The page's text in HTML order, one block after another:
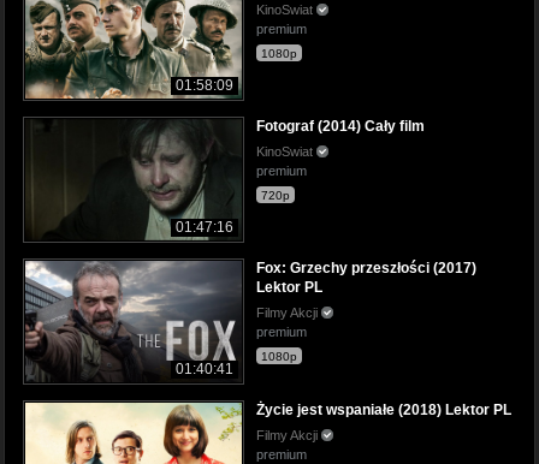
01:58:09
KinoSwiat
premium
1080p
01:47:16
Fotograf (2014) Cały film
KinoSwiat
premium
720p
01:40:41
Fox: Grzechy przeszłości (2017)
Lektor PL
Filmy Akcji
premium
1080p
Życie jest wspaniałe (2018) Lektor PL
Filmy Akcji
premium